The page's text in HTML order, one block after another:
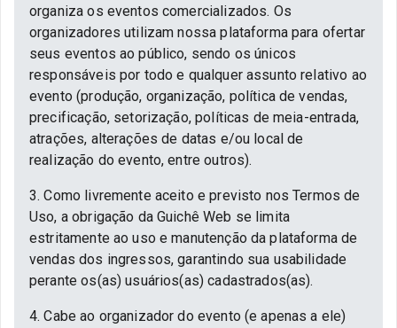
organiza os eventos comercializados. Os
organizadores utilizam nossa plataforma para ofertar
seus eventos ao público, sendo os únicos
responsáveis por todo e qualquer assunto relativo ao
evento (produção, organização, política de vendas,
precificação, setorização, políticas de meia-entrada,
atrações, alterações de datas e/ou local de
realização do evento, entre outros).
3. Como livremente aceito e previsto nos Termos de
Uso, a obrigação da Guichê Web se limita
estritamente ao uso e manutenção da plataforma de
vendas dos ingressos, garantindo sua usabilidade
perante os(as) usuários(as) cadastrados(as).
4. Cabe ao organizador do evento (e apenas a ele)